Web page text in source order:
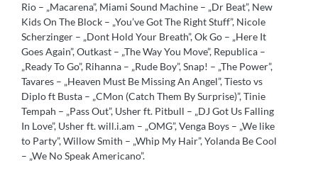
Rio – „Macarena”, Miami Sound Machine – „Dr Beat”, New
Kids On The Block – „You’ve Got The Right Stuff”, Nicole
Scherzinger – „Dont Hold Your Breath”, Ok Go – „Here It
Goes Again”, Outkast – „The Way You Move”, Republica –
„Ready To Go”, Rihanna – „Rude Boy”, Snap! – „The Power”,
Tavares – „Heaven Must Be Missing An Angel”, Tiesto vs
Diplo ft Busta – „CMon (Catch Them By Surprise)”, Tinie
Tempah – „Pass Out”, Usher ft. Pitbull – „DJ Got Us Falling
In Love”, Usher ft. will.i.am – „OMG”, Venga Boys – „We like
to Party”, Willow Smith – „Whip My Hair”, Yolanda Be Cool
– „We No Speak Americano”.